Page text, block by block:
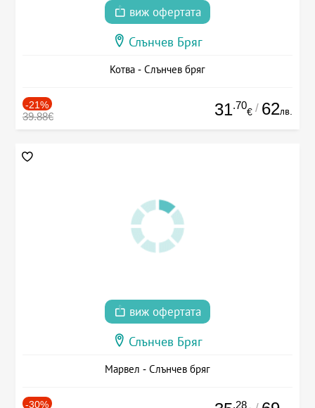
виж офертата
Слънчев Бряг
Котва - Слънчев бряг
-21%
39.88€ 31.70
€ / 62лв.
виж офертата
Слънчев Бряг
Марвел - Слънчев бряг
-30% .28